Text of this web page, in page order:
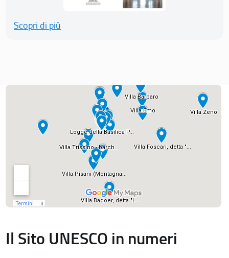
Scopri di più
Il Sito UNESCO in numeri